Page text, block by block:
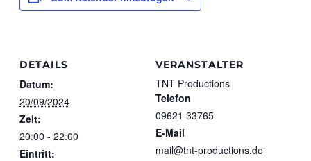
DETAILS
Datum:
20/09/2024
Zeit:
20:00 - 22:00
Eintritt:
VERANSTALTER
TNT Productions
Telefon
09621 33765
E-Mail
mail@tnt-productions.de